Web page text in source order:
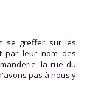
se greffer sur les
par leur nom des
la rue du
pas à nous y